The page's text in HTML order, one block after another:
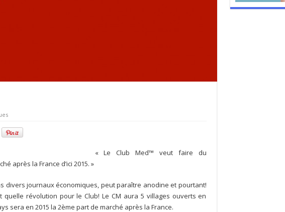
« Le Club Med™ veut faire du
après la France d’ici 2015. »
divers journaux économiques, peut paraître anodine et pourtant!
révolution pour le Club! Le CM aura 5 villages ouverts en
sera en 2015 la 2ème part de marché après la France.